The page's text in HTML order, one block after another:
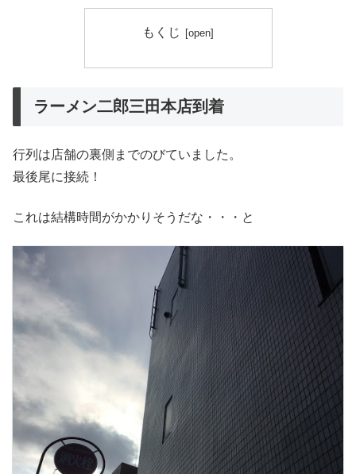
もくじ
ラーメン二郎三田本店到着
行列は店舗の裏側までのびていました。
最後尾に接続！
これは結構時間がかかりそうだな・・・と